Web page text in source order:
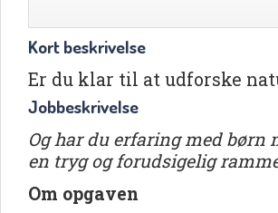
Kort beskrivelse
Er du klar til at udforske
Jobbeskrivelse
Og har du erfaring med børn
en tryg og forudsigelig
Om opgaven